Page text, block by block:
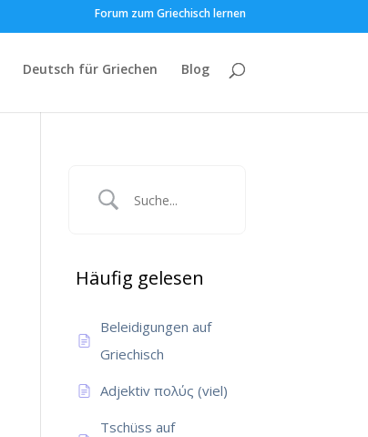
Forum zum Griechisch lernen
Deutsch für Griechen Blog
Häufig gelesen
Beleidigungen auf
Griechisch
Adjektiv πολύς (viel)
Tschüss auf